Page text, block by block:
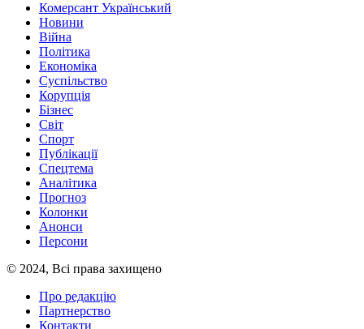
Комерсант Український
Новини
Війна
Політика
Економіка
Суспільство
Корупція
Бізнес
Світ
Спорт
Публікації
Спецтема
Аналітика
Прогноз
Колонки
Анонси
Персони
© 2024, Всі права захищено
Про редакцію
Партнерство
Контакти